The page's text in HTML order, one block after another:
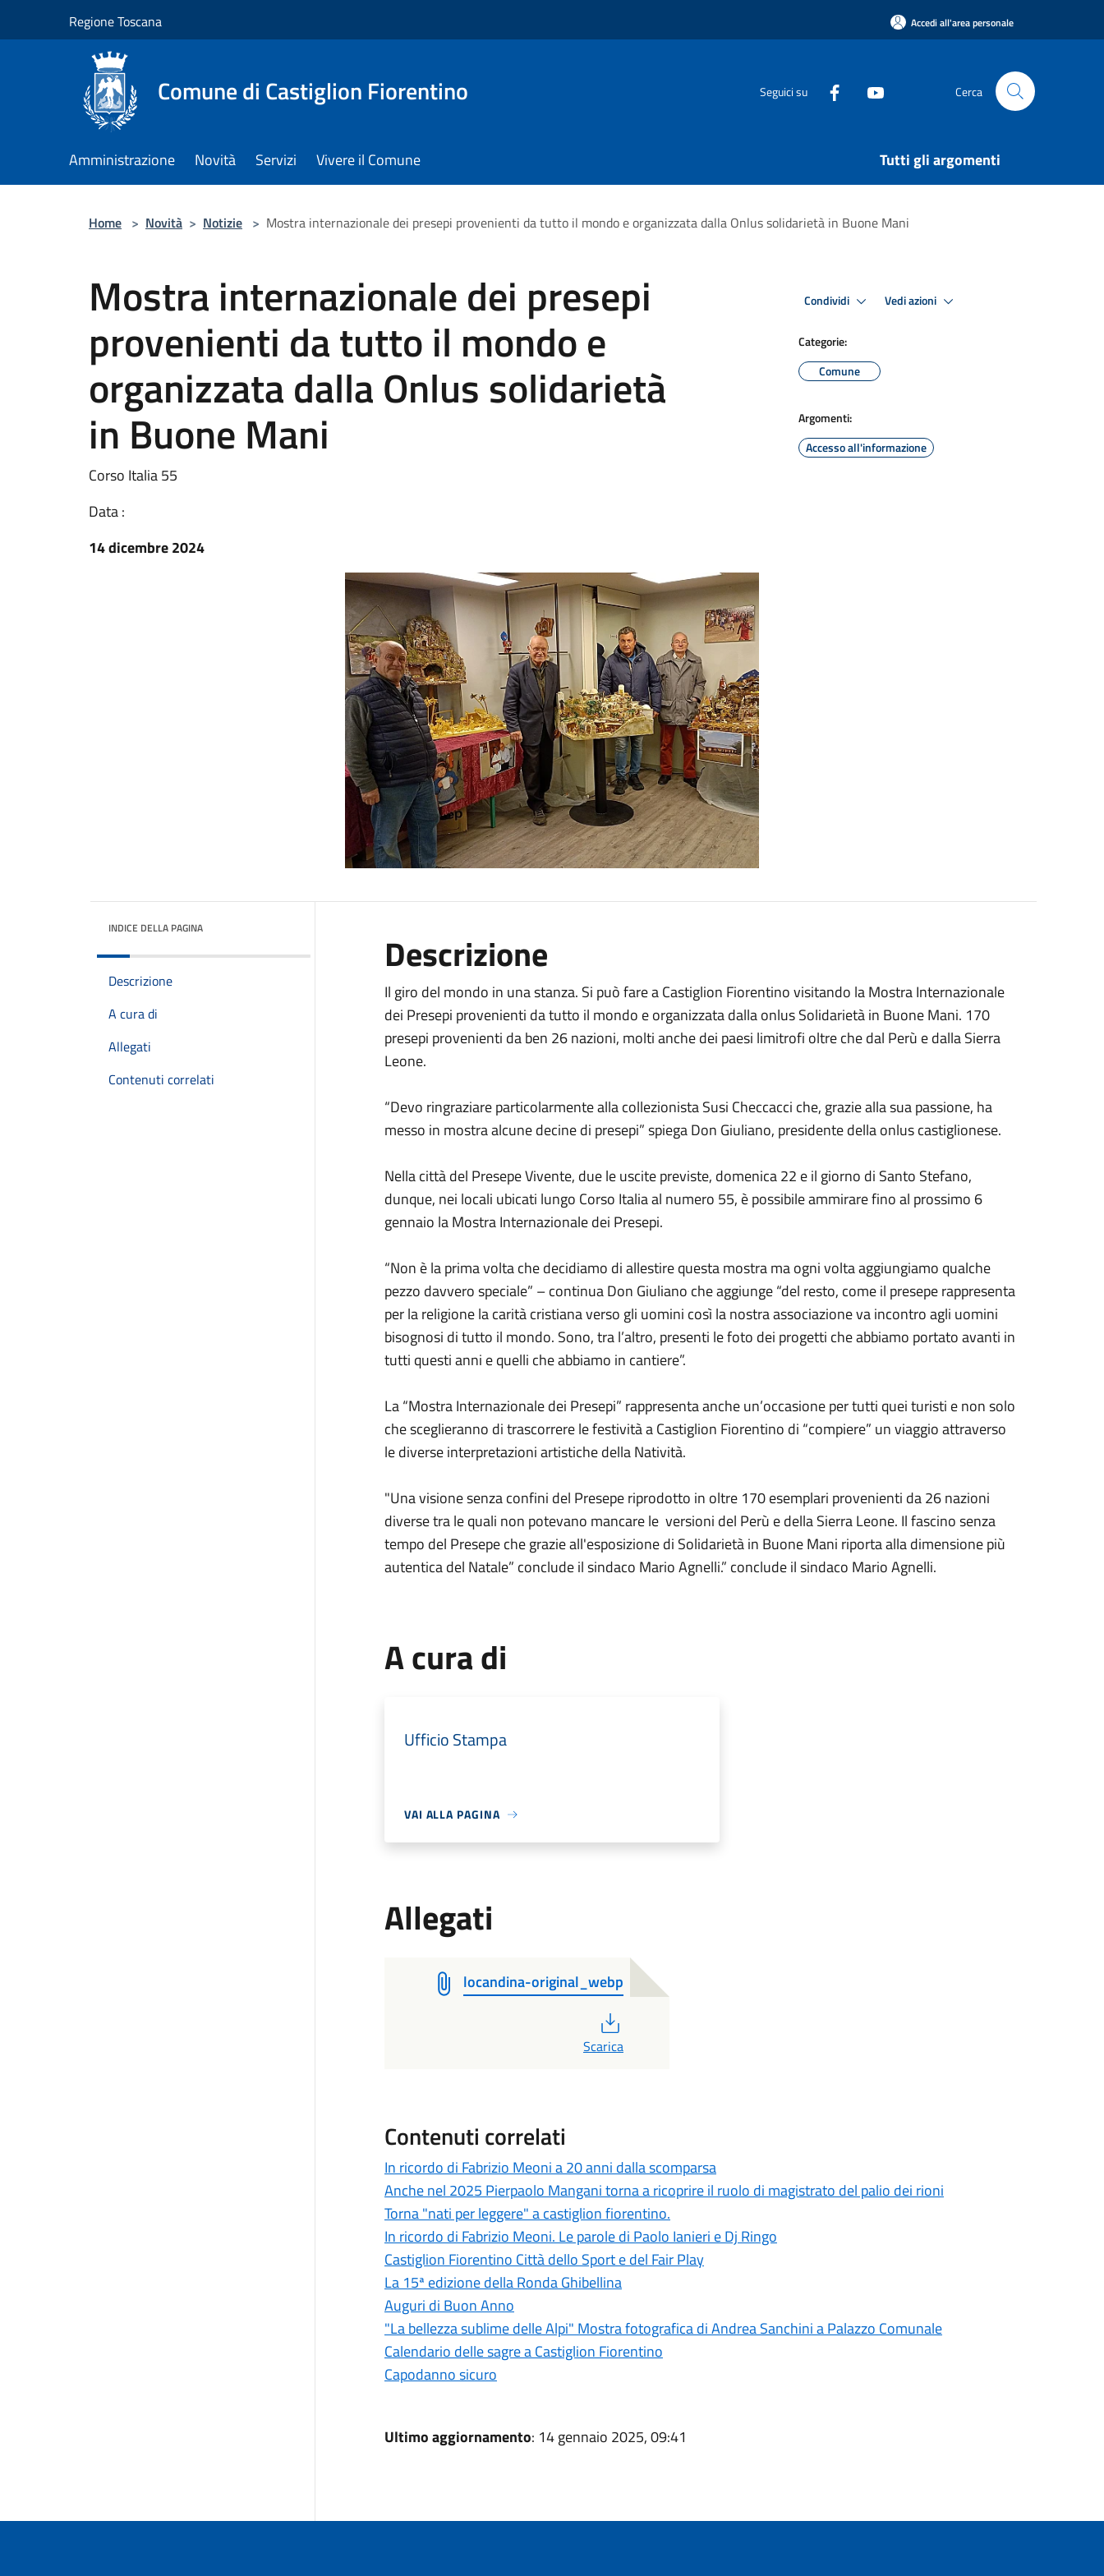
Regione Toscana Accedi all'area personale
Comune di Castiglion Fiorentino Seguici su Cerca
Amministrazione Novità Servizi Vivere il Comune Tutti gli argomenti
Home > Novità > Notizie > Mostra internazionale dei presepi provenienti da tutto il mondo e organizzata dalla Onlus solidarietà in Buone Mani
Mostra internazionale dei presepi
provenienti da tutto il mondo e
organizzata dalla Onlus solidarietà
in Buone Mani
Corso Italia 55
Data :
14 dicembre 2024
Condividi Vedi azioni
Categorie:
Comune
Argomenti:
Accesso all'informazione
INDICE DELLA PAGINA
Descrizione
A cura di
Allegati
Contenuti correlati
Descrizione
Il giro del mondo in una stanza. Si può fare a Castiglion Fiorentino visitando la Mostra Internazionale
dei Presepi provenienti da tutto il mondo e organizzata dalla onlus Solidarietà in Buone Mani. 170
presepi provenienti da ben 26 nazioni, molti anche dei paesi limitrofi oltre che dal Perù e dalla Sierra
Leone.
“Devo ringraziare particolarmente alla collezionista Susi Checcacci che, grazie alla sua passione, ha
messo in mostra alcune decine di presepi” spiega Don Giuliano, presidente della onlus castiglionese.
Nella città del Presepe Vivente, due le uscite previste, domenica 22 e il giorno di Santo Stefano,
dunque, nei locali ubicati lungo Corso Italia al numero 55, è possibile ammirare fino al prossimo 6
gennaio la Mostra Internazionale dei Presepi.
“Non è la prima volta che decidiamo di allestire questa mostra ma ogni volta aggiungiamo qualche
pezzo davvero speciale” – continua Don Giuliano che aggiunge “del resto, come il presepe rappresenta
per la religione la carità cristiana verso gli uomini così la nostra associazione va incontro agli uomini
bisognosi di tutto il mondo. Sono, tra l’altro, presenti le foto dei progetti che abbiamo portato avanti in
tutti questi anni e quelli che abbiamo in cantiere”.
La “Mostra Internazionale dei Presepi” rappresenta anche un’occasione per tutti quei turisti e non solo
che sceglieranno di trascorrere le festività a Castiglion Fiorentino di “compiere” un viaggio attraverso
le diverse interpretazioni artistiche della Natività.
"Una visione senza confini del Presepe riprodotto in oltre 170 esemplari provenienti da 26 nazioni
diverse tra le quali non potevano mancare le versioni del Perù e della Sierra Leone. Il fascino senza
tempo del Presepe che grazie all'esposizione di Solidarietà in Buone Mani riporta alla dimensione più
autentica del Natale” conclude il sindaco Mario Agnelli.” conclude il sindaco Mario Agnelli.
A cura di
Ufficio Stampa
VAI ALLA PAGINA
Allegati
locandina-original_webp
Scarica
Contenuti correlati
In ricordo di Fabrizio Meoni a 20 anni dalla scomparsa
Anche nel 2025 Pierpaolo Mangani torna a ricoprire il ruolo di magistrato del palio dei rioni
Torna "nati per leggere" a castiglion fiorentino.
In ricordo di Fabrizio Meoni. Le parole di Paolo Ianieri e Dj Ringo
Castiglion Fiorentino Città dello Sport e del Fair Play
La 15ª edizione della Ronda Ghibellina
Auguri di Buon Anno
"La bellezza sublime delle Alpi" Mostra fotografica di Andrea Sanchini a Palazzo Comunale
Calendario delle sagre a Castiglion Fiorentino
Capodanno sicuro
Ultimo aggiornamento: 14 gennaio 2025, 09:41